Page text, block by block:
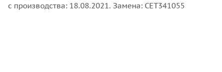
с производства: 18.08.2021. Замена: CET341055